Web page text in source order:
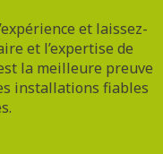
et laissez-
et l’expertise de
la meilleure preuve
installations fiables